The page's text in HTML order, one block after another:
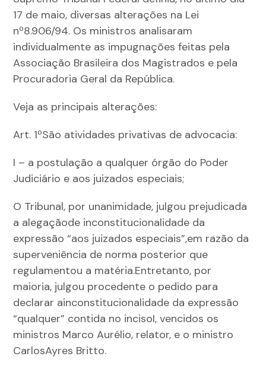
17 de maio, diversas alterações na Lei
nº8.906/94. Os ministros analisaram
individualmente as impugnações feitas pela
Associação Brasileira dos Magistrados e pela
Procuradoria Geral da República.
Veja as principais alterações:
Art. 1ºSão atividades privativas de advocacia:
I – a postulação a qualquer órgão do Poder
Judiciário e aos juizados especiais;
O Tribunal, por unanimidade, julgou prejudicada
a alegaçãode inconstitucionalidade da
expressão “aos juizados especiais”,em razão da
superveniência de norma posterior que
regulamentou a matéria.Entretanto, por
maioria, julgou procedente o pedido para
declarar ainconstitucionalidade da expressão
“qualquer” contida no incisoI, vencidos os
ministros Marco Aurélio, relator, e o ministro
CarlosAyres Britto.